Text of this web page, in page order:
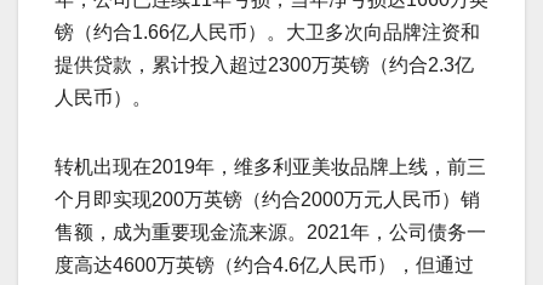
镑（约合1.66亿人民币）。大卫多次向品牌注资和
提供贷款，累计投入超过2300万英镑（约合2.3亿
人民币）。
转机出现在2019年，维多利亚美妆品牌上线，前三
个月即实现200万英镑（约合2000万元人民币）销
售额，成为重要现金流来源。2021年，公司债务一
度高达4600万英镑（约合4.6亿人民币），但通过